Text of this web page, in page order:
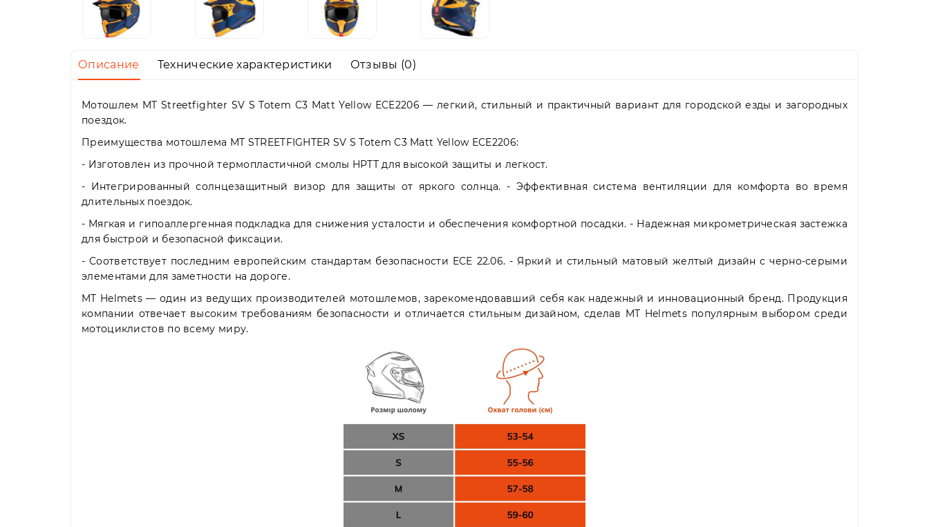
Описание Технические характеристики Отзывы (0)
Мотошлем MT Streetfighter SV S Totem C3 Matt Yellow ECE2206 — легкий, стильный и практичный вариант для городской езды и загородных
поездок.
Преимущества мотошлема MT STREETFIGHTER SV S Totem C3 Matt Yellow ECE2206:
- Изготовлен из прочной термопластичной смолы HPTT для высокой защиты и легкост.
- Интегрированный солнцезащитный визор для защиты от яркого солнца. - Эффективная система вентиляции для комфорта во время
длительных поездок.
- Мягкая и гипоаллергенная подкладка для снижения усталости и обеспечения комфортной посадки. - Надежная микрометрическая застежка
для быстрой и безопасной фиксации.
- Соответствует последним европейским стандартам безопасности ECE 22.06. - Яркий и стильный матовый желтый дизайн с черно-серыми
элементами для заметности на дороге.
MT Helmets — один из ведущих производителей мотошлемов, зарекомендовавший себя как надежный и инновационный бренд. Продукция
компании отвечает высоким требованиям безопасности и отличается стильным дизайном, сделав MT Helmets популярным выбором среди
мотоциклистов по всему миру.